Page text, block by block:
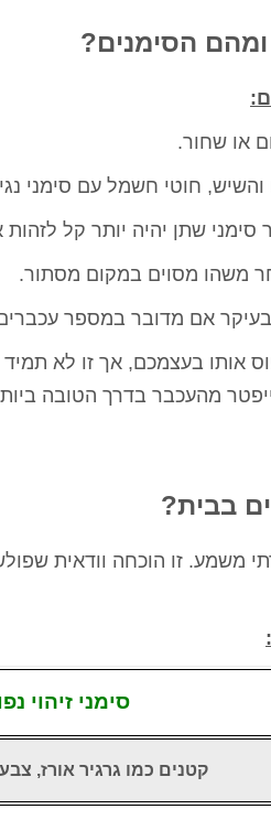
הסימנים?
או שחור.
חוטי חשמל עם סימני
שתן יהיה יותר קל לזהות
משהו מסוים במקום מסתור.
בעיקר אם מדובר במספר
אותו בעצמכם, אך זו לא
מהעכבר בדרך הטובה
בבית?
משמע. זו הוכחה וודאית
סימני זיהוי
קטנים כמו גרגיר אורז,
רועי כהן - הרצליה
בן אדם שירותי, אמין והכי חשוב